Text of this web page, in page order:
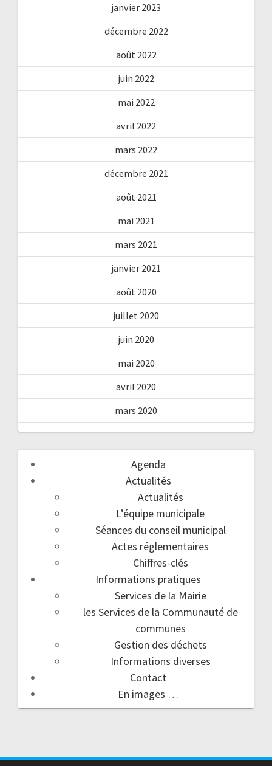
janvier 2023
décembre 2022
août 2022
juin 2022
mai 2022
avril 2022
mars 2022
décembre 2021
août 2021
mai 2021
mars 2021
janvier 2021
août 2020
juillet 2020
juin 2020
mai 2020
avril 2020
mars 2020
Agenda
Actualités
Actualités
L’équipe municipale
Séances du conseil municipal
Actes réglementaires
Chiffres-clés
Informations pratiques
Services de la Mairie
les Services de la Communauté de
communes
Gestion des déchets
Informations diverses
Contact
En images …